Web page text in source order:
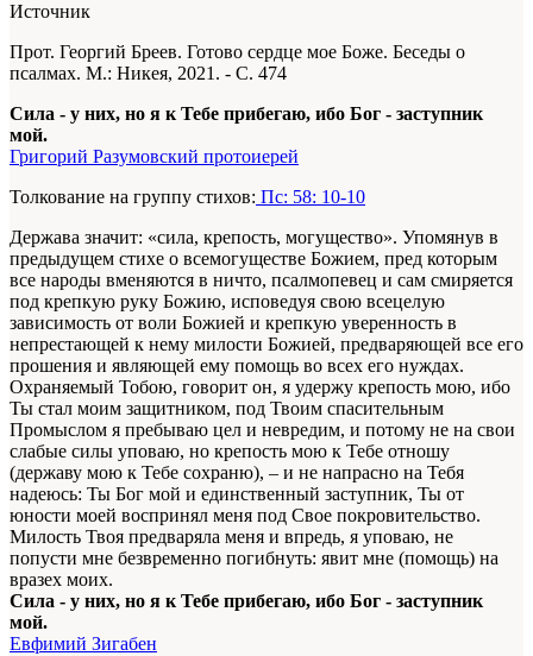
Источник
Прот. Георгий Бреев. Готово сердце мое Боже. Беседы о
псалмах. М.: Никея, 2021. - С. 474
Сила - у них, но я к Тебе прибегаю, ибо Бог - заступник
мой.
Григорий Разумовский протоиерей
Толкование на группу стихов: Пс: 58: 10-10
Держава значит: «сила, крепость, могущество». Упомянув в
предыдущем стихе о всемогуществе Божием, пред которым
все народы вменяются в ничто, псалмопевец и сам смиряется
под крепкую руку Божию, исповедуя свою всецелую
зависимость от воли Божией и крепкую уверенность в
непрестающей к нему милости Божией, предваряющей все его
прошения и являющей ему помощь во всех его нуждах.
Охраняемый Тобою, говорит он, я удержу крепость мою, ибо
Ты стал моим защитником, под Твоим спасительным
Промыслом я пребываю цел и невредим, и потому не на свои
слабые силы уповаю, но крепость мою к Тебе отношу
(державу мою к Тебе сохраню), – и не напрасно на Тебя
надеюсь: Ты Бог мой и единственный заступник, Ты от
юности моей воспринял меня под Свое покровительство.
Милость Твоя предваряла меня и впредь, я уповаю, не
попусти мне безвременно погибнуть: явит мне (помощь) на
вразех моих.
Сила - у них, но я к Тебе прибегаю, ибо Бог - заступник
мой.
Евфимий Зигабен